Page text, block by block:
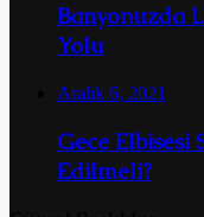
Banyonuzda
Yolu
Aralık 6, 2021
Gece
Edilmeli?